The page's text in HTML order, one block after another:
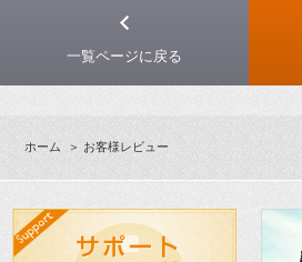
一覧ページに戻る
ホーム ＞ お客様レビュー